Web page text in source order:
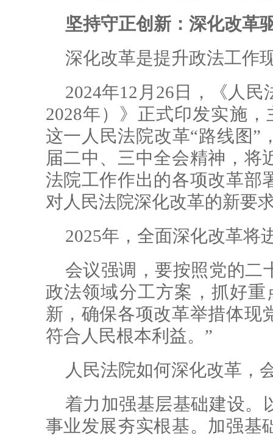
坚持守正创新：深化改革
深化改革是提升政法工作
2024年12月26日，《人
2028年）》正式印发实施
这一人民法院改革“路线图”
届二中、三中全会精神，将
法院工作作出的各项改革部
对人民法院深化改革的新要
2025年，全面深化改革将
会议强调，要按照党的二
政法领域分工方案，抓好
新，确保各项改革举措体现
符合人民根本利益。”
人民法院如何深化改革
着力加强基层基础建设。
事业发展夯实根基。加强基